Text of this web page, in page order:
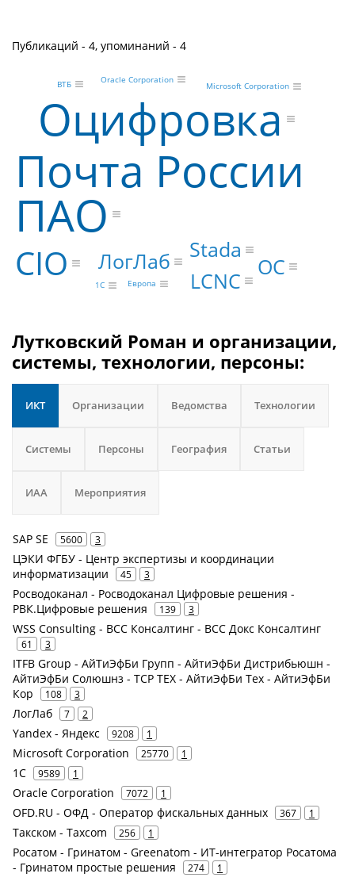
Публикаций - 4, упоминаний - 4
Почта России
ПАО
Оцифровка
CIO ЛогЛаб Stada
ОС
LCNC
Microsoft Corporation
1С
Oracle Corporation
ВТБ
Европа
Лутковский Роман и организации,
системы, технологии, персоны:
ИКТ Организации Ведомства Технологии
Системы Персоны География Статьи
ИАА Мероприятия
SAP SE 5600 3
ЦЭКИ ФГБУ - Центр экспертизы и координации
информатизации
45 3
Росводоканал - Росводоканал Цифровые решения -
РВК.Цифровые решения
139 3
WSS Consulting - ВСС Консалтинг - ВСС Докс Консалтинг
61 3
ITFB Group - АйТиЭфБи Групп - АйтиЭфБи Дистрибьюшн -
АйтиЭфБи Солюшнз - ТСР ТЕХ - АйтиЭфБи Тех - АйтиЭфБи
Кор
108 3
ЛогЛаб 7 2
Yandex - Яндекс 9208 1
Microsoft Corporation 25770 1
1С 9589 1
Oracle Corporation 7072 1
OFD.RU - ОФД - Оператор фискальных данных 367 1
Такском - Taxcom 256 1
Росатом - Гринатом - Greenatom - ИТ-интегратор Росатома
- Гринатом простые решения
274 1